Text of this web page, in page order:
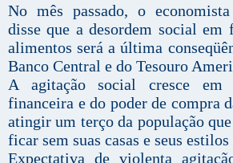
No mês passado, o
disse que a desordem social em
alimentos será a última
Banco Central e do Tesouro
A agitação social cresce
financeira e do poder de compra
atingir um terço da população
ficar sem suas casas e seus
Expectativa de violenta